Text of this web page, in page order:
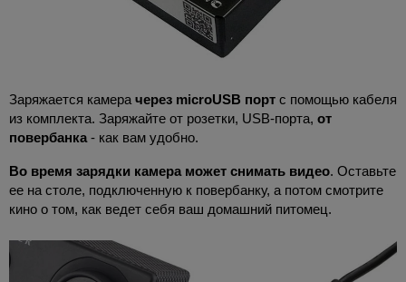
Заряжается камера через microUSB порт с помощью кабеля
из комплекта. Заряжайте от розетки, USB-порта, от
повербанка - как вам удобно.
Во время зарядки камера может снимать видео. Оставьте
ее на столе, подключенную к повербанку, а потом смотрите
кино о том, как ведет себя ваш домашний питомец.